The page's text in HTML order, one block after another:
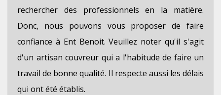
rechercher des professionnels en la matière.
Donc, nous pouvons vous proposer de faire
confiance à Ent Benoit. Veuillez noter qu'il s'agit
d'un artisan couvreur qui a l'habitude de faire un
travail de bonne qualité. Il respecte aussi les délais
qui ont été établis.